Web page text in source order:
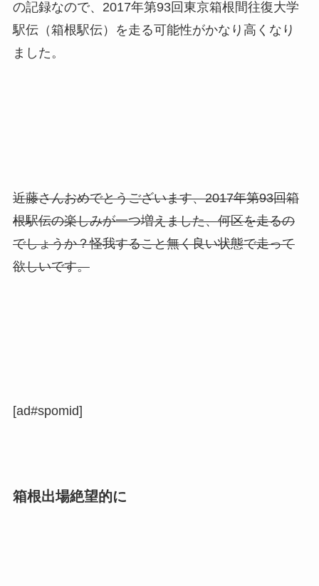
の記録なので、2017年第93回東京箱根間往復大学
駅伝（箱根駅伝）を走る可能性がかなり高くなり
ました。
近藤さんおめでとうございます、2017年第93回箱
根駅伝の楽しみが一つ増えました、何区を走るの
でしょうか？怪我すること無く良い状態で走って
欲しいです。
[ad#spomid]
箱根出場絶望的に